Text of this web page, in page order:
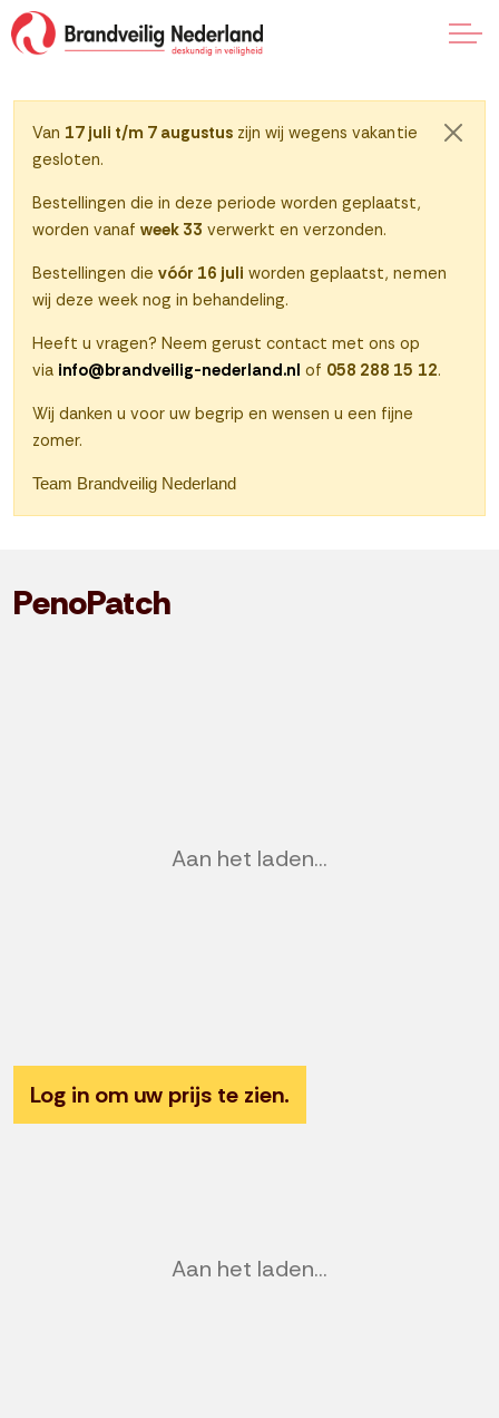
Naar klantenportaal
0
Van 17 juli t/m 7 augustus zijn wij wegens vakantie
gesloten.
Bestellingen die in deze periode worden geplaatst,
worden vanafweek 33 verwerkt en verzonden.
Bestellingen dievóór 16 juli worden geplaatst, nemen
wij deze week nog in behandeling.
Heeft u vragen? Neem gerust contact met ons op
via info@brandveilig-nederland.nl of 058 288 15 12.
Wij danken u voor uw begrip en wensen u een fijne
zomer.
Team Brandveilig Nederland
PenoPatch
Aan het laden...
Log in om uw prijs te zien.
Aan het laden...